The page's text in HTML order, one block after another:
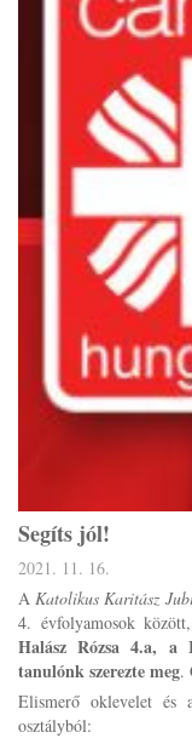
Segíts jól!
2021. 11. 16.
A Katolikus Karitász
4. évfolyamosok
Halász Rózsa 4.a,
tanulónk szerezte meg.
Elismerő oklevelet és
osztályból: